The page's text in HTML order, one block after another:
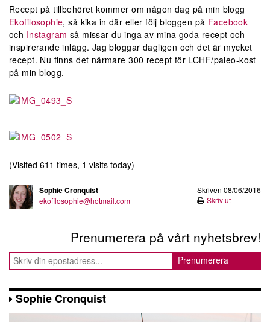
Recept på tillbehöret kommer om någon dag på min blogg
Ekofilosophie, så kika in där eller följ bloggen på Facebook
och Instagram så missar du inga av mina goda recept och
inspirerande inlägg. Jag bloggar dagligen och det är mycket
recept. Nu finns det närmare 300 recept för LCHF/paleo-kost
på min blogg.
(Visited 611 times, 1 visits today)
Sophie Cronquist
ekofilosophie@hotmail.com
Skriven 08/06/2016
Skriv ut
Prenumerera på vårt nyhetsbrev!
Sophie Cronquist